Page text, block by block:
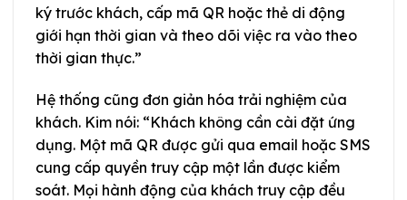
ký trước khách, cấp mã QR hoặc thẻ di động
giới hạn thời gian và theo dõi việc ra vào theo
thời gian thực.”
Hệ thống cũng đơn giản hóa trải nghiệm của
khách. Kim nói: “Khách không cần cài đặt ứng
dụng. Một mã QR được gửi qua email hoặc SMS
cung cấp quyền truy cập một lần được kiểm
soát. Mọi hành động của khách truy cập đều